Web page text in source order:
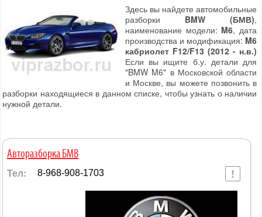
Здесь вы найдете автомобильные
разборки BMW (БМВ),
наименование модели: M6, дата
производства и модификация: M6
кабриолет F12/F13 (2012 - н.в.)
Если вы ищите б.у. детали для
"BMW M6" в Московской области
и Москве, вы можете позвонить в
разборки находящиеся в данном списке, чтобы узнать о наличии
нужной детали.
Авторазборка БМВ
Тел: 8-968-908-1703